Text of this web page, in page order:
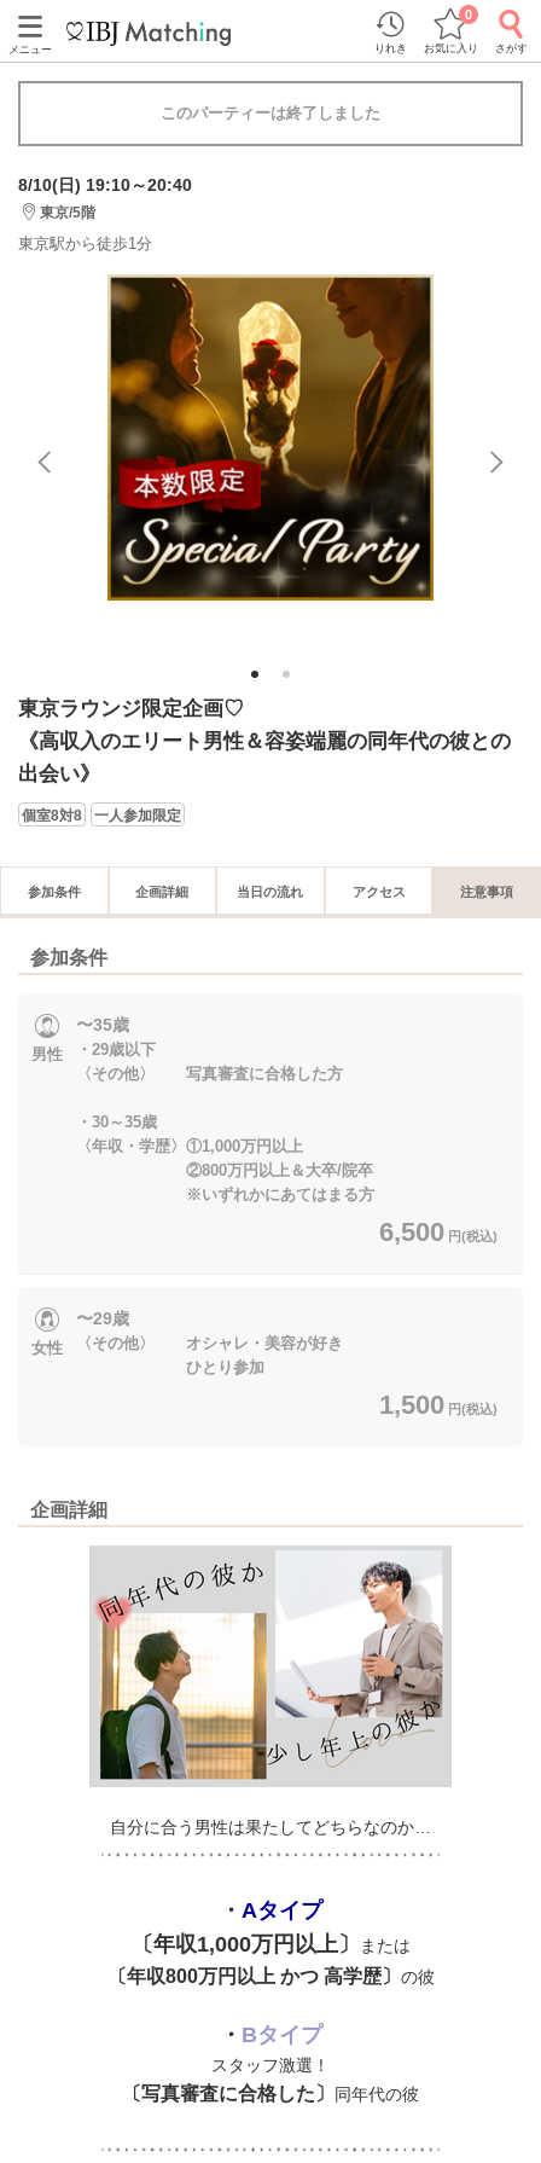
メニュー りれき お気に入り
0
さがす
このパーティーは終了しました
8/10(日) 19:10～20:40
東京/5階
東京駅から徒歩1分
1 2
東京ラウンジ限定企画♡
《高収入のエリート男性＆容姿端麗の同年代の彼との
出会い》
個室8対8 一人参加限定
参加条件 企画詳細 当日の流れ アクセス 注意事項
参加条件
男性
〜35歳
・29歳以下
〈その他〉 写真審査に合格した方
・30～35歳
〈年収・学歴〉①1,000万円以上
②800万円以上＆大卒/院卒
※いずれかにあてはまる方
6,500 円(税込)
女性
〜29歳
〈その他〉 オシャレ・美容が好き
ひとり参加
1,500 円(税込)
企画詳細
自分に合う男性は果たしてどちらなのか…
・ Aタイプ
〔年収1,000万円以上〕
または
〔年収800万円以上 かつ 高学歴〕 の彼
・ Bタイプ
スタッフ激選！
〔写真審査に合格した〕 同年代の彼